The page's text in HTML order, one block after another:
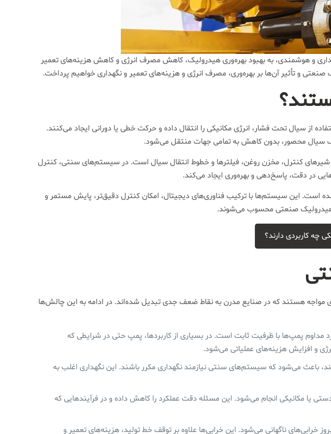
و هوشمندی، به بهبود بهره‌وری هیدرولیک، کاهش مصرف انرژی و کاهش هزینه‌های تعمیر
و تأثیر آن‌ها بر بهره‌وری، مصرف انرژی و هزینه‌های تعمیر و نگهداری خواهیم پرداخت.
از سیال تحت فشار، انرژی مکانیکی را انتقال داده و حرکت خطی یا دورانی ایجاد می‌کنند.
سیال محصور، بدون کاهش به تمامی جهات منتقل می‌شود.
کنترل، مخزن روغن، فیلترها و خطوط انتقال سیال است. در سیستم‌های سنتی، کنترل
در دقت، پاسخ‌دهی و بهره‌وری ایجاد می‌کند.
این سیستم‌ها با ترکیب فناوری‌های دیجیتال، امکان کنترل دقیق‌تر، پایش مستمر و
هیدرولیک صنعتی محسوب می‌شوند.
چه کاربردی دارند؟
مواجه هستند که در صنایع مدرن به نقاط ضعف جدی تبدیل شده‌اند. در ادامه به این چالش‌ها
پمپ‌ها با ظرفیت ثابت است. در بسیاری از کاربردها، پمپ حتی در شرایطی که
و افزایش هزینه‌های عملیاتی می‌شود.
می‌شود که سیستم‌های سنتی نیازمند نگهداری مکرر باشند. این نگهداری اغلب به
یا مکانیکی انجام می‌شود. این مسئله دقت عملکرد را کاهش داده و در فرآیندهایی که
ناگهانی می‌شود. این خرابی‌ها علاوه بر توقف خط تولید، هزینه‌های تعمیر و